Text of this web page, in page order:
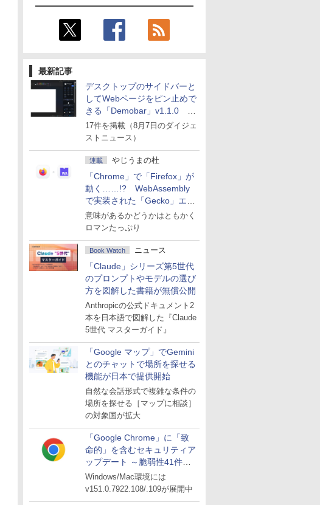
最新記事
デスクトップのサイドバーと
してWebページをピン止めで
きる「Demobar」v1.1.0 ほ
か
17件を掲載（8月7日のダイジェ
ストニュース）
連載 やじうまの杜
「Chrome」で「Firefox」が
動く……!? WebAssembly
で実装された「Gecko」エン
ジン
意味があるかどうかはともかく
ロマンたっぷり
Book Watch ニュース
「Claude」シリーズ第5世代
のプロンプトやモデルの選び
方を図解した書籍が無償公開
Anthropicの公式ドキュメント2
本を日本語で図解した『Claude
5世代 マスターガイド』
「Google マップ」でGemini
とのチャットで場所を探せる
機能が日本で提供開始
自然な会話形式で複雑な条件の
場所を探せる［マップに相談］
の対象国が拡大
「Google Chrome」に「致
命的」を含むセキュリティア
ップデート ～脆弱性41件に
対処
Windows/Mac環境には
v151.0.7922.108/.109が展開中